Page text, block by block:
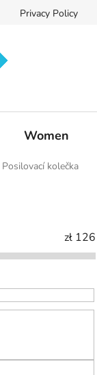
Privacy Policy
Women
Posilovací kolečka
zł 126